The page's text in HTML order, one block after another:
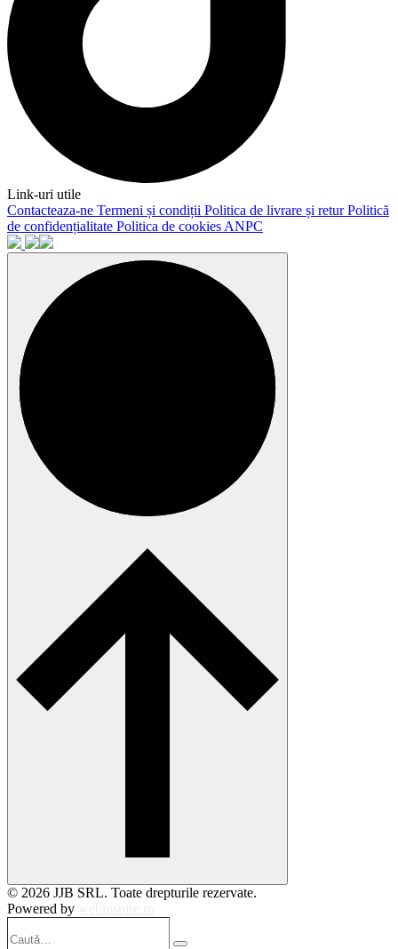
Link-uri utile
Contacteaza-ne Termeni și condiții Politica de livrare și returPolitică
de confidențialitate Politica de cookies ANPC
© 2026 JJB SRL. Toate drepturile rezervate.
Powered by